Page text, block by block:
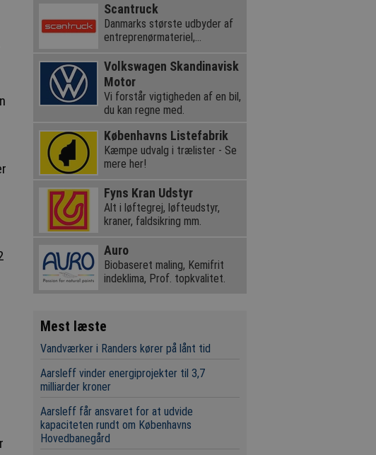
Scantruck
Danmarks største udbyder af
entreprenørmateriel,
Volkswagen Skandinavisk
Motor
Vi forstår vigtigheden af en bil,
du kan regne med.
Københavns Listefabrik
Kæmpe udvalg i trælister - Se
mere her!
Fyns Kran Udstyr
Alt i løftegrej, løfteudstyr,
kraner, faldsikring mm.
Auro
Biobaseret maling, Kemifrit
indeklima, Prof. topkvalitet.
Mest læste
Vandværker i Randers kører på lånt tid
Aarsleff vinder energiprojekter til 3,7
milliarder kroner
Aarsleff får ansvaret for at udvide
kapaciteten rundt om Københavns
Hovedbanegård